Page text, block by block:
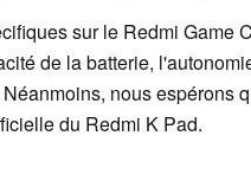
sur le Redmi Game
de la batterie,
nous espérons
du Redmi K Pad.